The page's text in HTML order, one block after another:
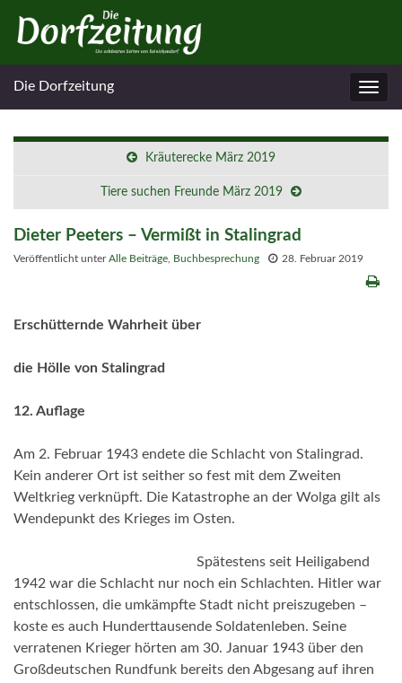
Die Dorfzeitung
Kräuterecke März 2019
Tiere suchen Freunde März 2019
Dieter Peeters – Vermißt in Stalingrad
Veröffentlicht unterAlle Beiträge Buchbesprechung 28. Februar 2019
Erschütternde Wahrheit über
die Hölle von Stalingrad
12. Auflage
Am 2. Februar 1943 endete die Schlacht von Stalingrad.
Kein anderer Ort ist seither so fest mit dem Zweiten
Weltkrieg verknüpft. Die Katastrophe an der Wolga gilt als
Wendepunkt des Krieges im Osten.
Spätestens seit Heiligabend
1942 war die Schlacht nur noch ein Schlachten. Hitler war
entschlossen, die umkämpfte Stadt nicht preiszugeben –
koste es auch Hunderttausende Soldatenleben. Seine
verratenen Krieger hörten am 30. Januar 1943 über den
Großdeutschen Rundfunk bereits den Abgesang auf ihren